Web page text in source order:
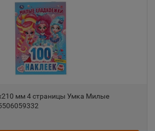
мм 4 страницы Умка Милые